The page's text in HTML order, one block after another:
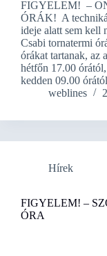
FIGYELEM! –
ÓRÁK! A
ideje alatt sem kell
Csabi tornatermi
órákat tartanak, az
hétfőn 17.00
kedden 09.00
weblines
Hírek
FIGYELEM! –
ÓRA